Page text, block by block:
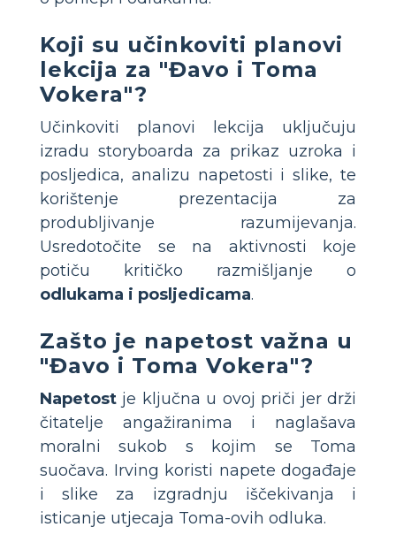
Koji su učinkoviti planovi
lekcija za "Đavo i Toma
Vokera"?
Učinkoviti planovi lekcija uključuju
izradu storyboarda za prikaz uzroka i
posljedica, analizu napetosti i slike, te
korištenje prezentacija za
produbljivanje razumijevanja.
Usredotočite se na aktivnosti koje
potiču kritičko razmišljanje o
odlukama i posljedicama.
Zašto je napetost važna u
"Đavo i Toma Vokera"?
Napetost je ključna u ovoj priči jer drži
čitatelje angažiranima i naglašava
moralni sukob s kojim se Toma
suočava. Irving koristi napete događaje
i slike za izgradnju iščekivanja i
isticanje utjecaja Toma-ovih odluka.